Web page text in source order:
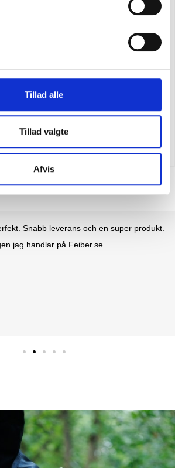
Tillad alle
Tillad valgte
Afvis
Det är ett nöje att göra affärer med Feiber. En
användarvänlig hemsida. Där produkterna